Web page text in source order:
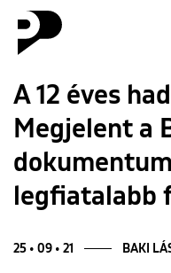
A 12 éves
Megjelent a
legfiatalabb
25 • 09 • 21 BAKI